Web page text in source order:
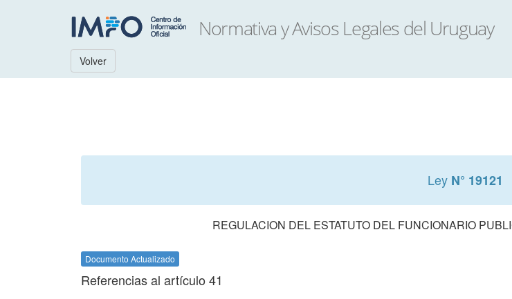
Volver
Ley N° 19121
REGULACION DEL ESTATUTO DEL FUNCIONARIO
Documento Actualizado
Referencias al artículo 41